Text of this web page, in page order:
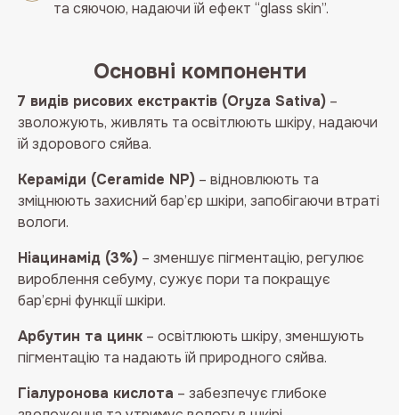
та сяючою, надаючи їй ефект “glass skin”.
Основні компоненти
7 видів рисових екстрактів (Oryza Sativa) –
зволожують, живлять та освітлюють шкіру, надаючи
їй здорового сяйва.
Кераміди (Ceramide NP) – відновлюють та
зміцнюють захисний бар’єр шкіри, запобігаючи втраті
вологи.
Ніацинамід (3%) – зменшує пігментацію, регулює
вироблення себуму, сужує пори та покращує
бар’єрні функції шкіри.
Арбутин та цинк – освітлюють шкіру, зменшують
пігментацію та надають їй природного сяйва.
Гіалуронова кислота – забезпечує глибоке